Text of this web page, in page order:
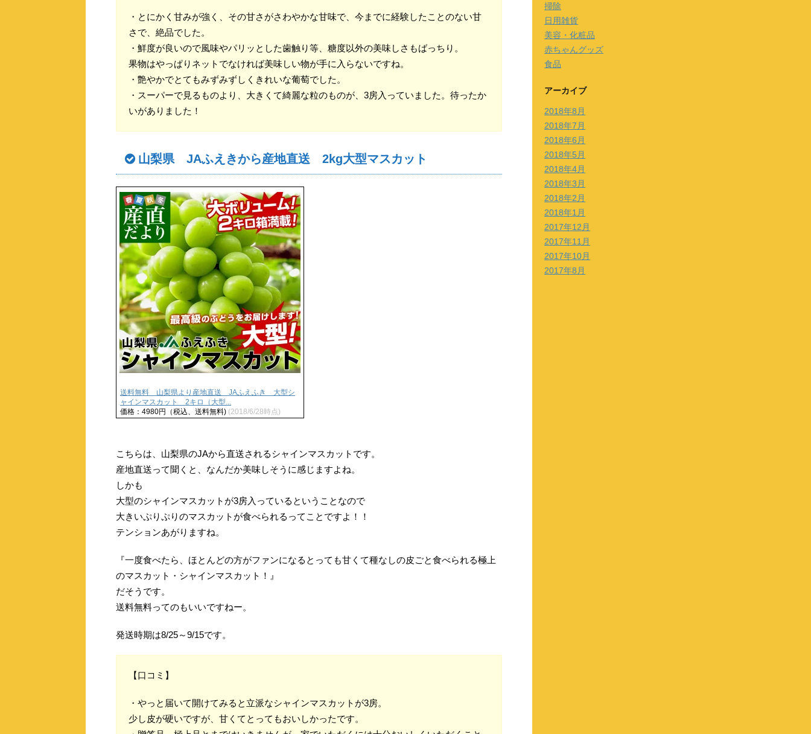
・とにかく甘みが強く、その甘さがさわやかな甘味で、今までに経験したことのない甘
さで、絶品でした。
・鮮度が良いので風味やパリッとした歯触り等、糖度以外の美味しさもばっちり。
果物はやっぱりネットでなければ美味しい物が手に入らないですね。
・艶やかでとてもみずみずしくきれいな葡萄でした。
・スーパーで見るものより、大きくて綺麗な粒のものが、3房入っていました。待ったか
いがありました！
山梨県 JAふえきから産地直送 2kg大型マスカット
送料無料 山梨県より産地直送 JAふえふき 大型シ
ャインマスカット 2キロ（大型...
価格：4980円（税込、送料無料) (2018/6/28時点)
こちらは、山梨県のJAから直送されるシャインマスカットです。
産地直送って聞くと、なんだか美味しそうに感じますよね。
しかも
大型のシャインマスカットが3房入っているということなので
大きいぷりぷりのマスカットが食べられるってことですよ！！
テンションあがりますね。
『一度食べたら、ほとんどの方がファンになるとっても甘くて種なしの皮ごと食べられる極上
のマスカット・シャインマスカット！』
だそうです。
送料無料ってのもいいですねー。
発送時期は8/25～9/15です。
【口コミ】
・やっと届いて開けてみると立派なシャインマスカットが3房。
少し皮が硬いですが、甘くてとってもおいしかったです。
掃除
日用雑貨
美容・化粧品
赤ちゃんグッズ
食品
アーカイブ
2018年8月
2018年7月
2018年6月
2018年5月
2018年4月
2018年3月
2018年2月
2018年1月
2017年12月
2017年11月
2017年10月
2017年8月